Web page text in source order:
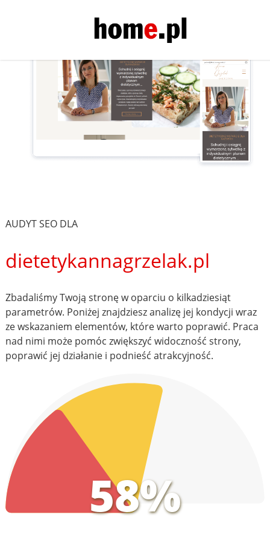
AUDYT SEO DLA
dietetykannagrzelak.pl
Zbadaliśmy Twoją stronę w oparciu o kilkadziesiąt
parametrów. Poniżej znajdziesz analizę jej kondycji wraz
ze wskazaniem elementów, które warto poprawić. Praca
nad nimi może pomóc zwiększyć widoczność strony,
poprawić jej działanie i podnieść atrakcyjność.
58%